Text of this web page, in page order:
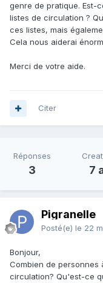
genre de pratique. Est-
listes de circulation ?
ces listes, mais
Cela nous aiderai
Merci de votre aide.
Citer
Réponses
3 7
Pigranelle
Posté(e) le 22
Bonjour,
Combien de personnes
circulation? Qu'est-ce